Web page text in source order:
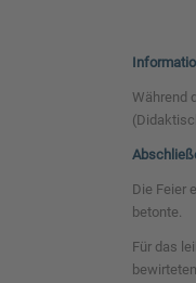
Während
Die Feier
betonte.
Für das